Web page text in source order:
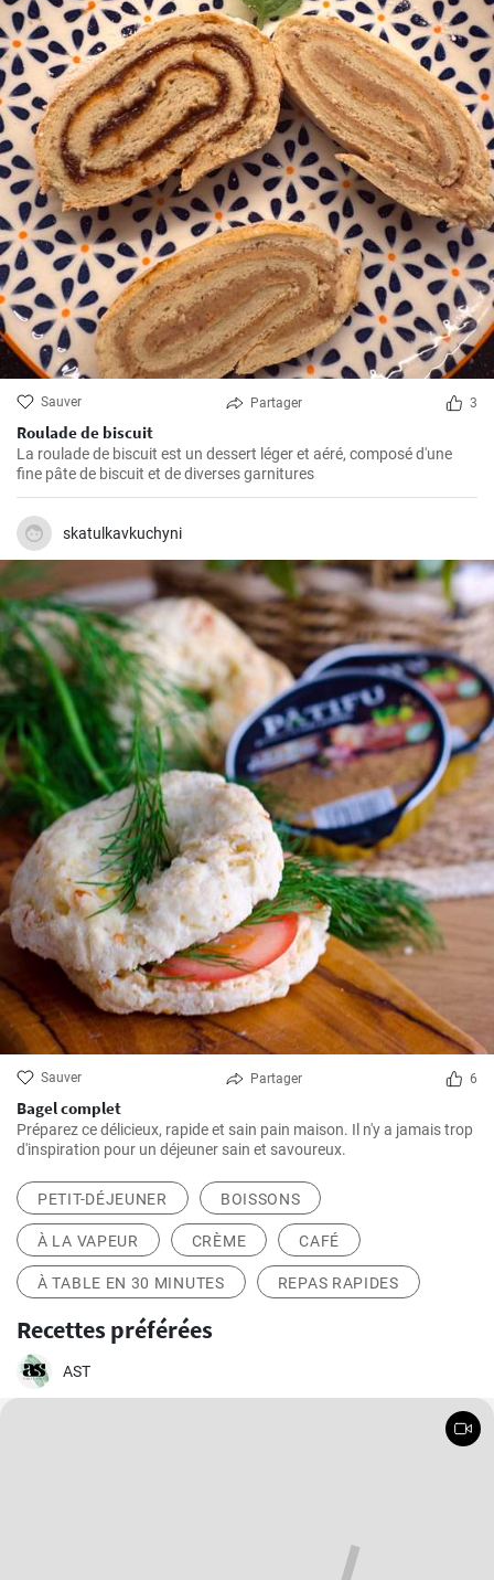
Sauver Partager 3
Roulade de biscuit
La roulade de biscuit est un dessert léger et aéré, composé d'une
fine pâte de biscuit et de diverses garnitures
skatulkavkuchyni
Sauver Partager 6
Bagel complet
Préparez ce délicieux, rapide et sain pain maison. Il n'y a jamais trop
d'inspiration pour un déjeuner sain et savoureux.
PETIT-DÉJEUNER BOISSONS
À LA VAPEUR CRÈME CAFÉ
À TABLE EN 30 MINUTES REPAS RAPIDES
Recettes préférées
AST